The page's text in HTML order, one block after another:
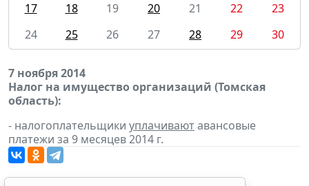
17
18 19 20 21 22
23
24
25 26 27 28 29 30
7 ноября 2014
Налог на имущество организаций (Томская
область):
- налогоплательщики уплачиваютавансовые
платежи за 9 месяцев 2014 г.